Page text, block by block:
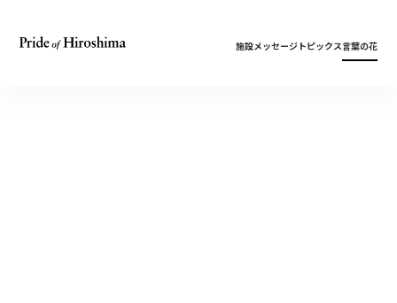
施設メッセージトピックス言葉の花